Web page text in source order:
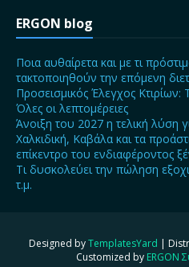
ERGON blog
Ποια αυθαίρετα και με τι
τακτοποιηθούν την επόμενη
Προσεισμικός Έλεγχος
Όλες οι λεπτομέρειες
Άνοιξη του 2027 η τελική λύση
Χαλκιδική, Καβάλα και τα
επίκεντρο του ενδιαφέροντος
Τι δυσκολεύει την πώληση
τ.μ.
Designed byTemplatesYard |
Customized by ERGON